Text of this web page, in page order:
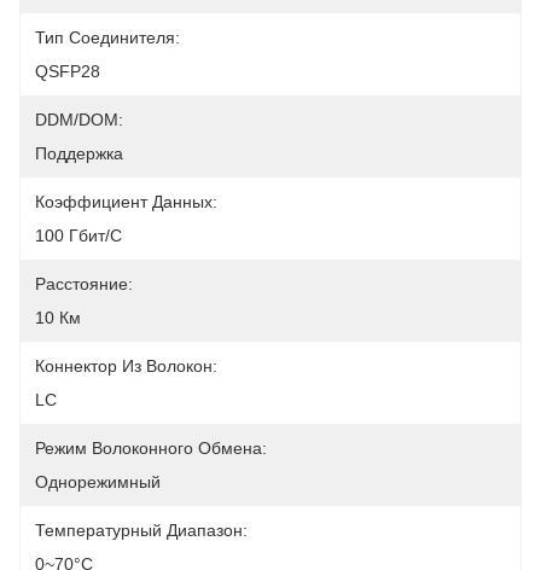
Тип Соединителя:
QSFP28
DDM/DOM:
Поддержка
Коэффициент Данных:
100 Гбит/с
Расстояние:
10 Км
Коннектор Из Волокон:
LC
Режим Волоконного Обмена:
Однорежимный
Температурный Диапазон:
0~70°C